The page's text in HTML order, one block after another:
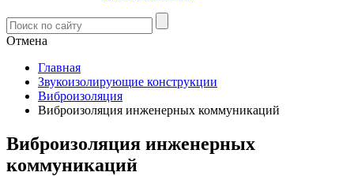
Отмена
Главная
Звукоизолирующие конструкции
Виброизоляция
Виброизоляция инженерных коммуникаций
Виброизоляция инженерных
коммуникаций